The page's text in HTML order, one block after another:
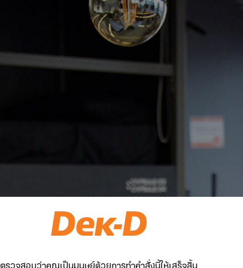
ตรวจสอบว่าคุณเป็นมนุษย์ด้วยการทำคำสั่งนี้ให้เสร็จสิ้น